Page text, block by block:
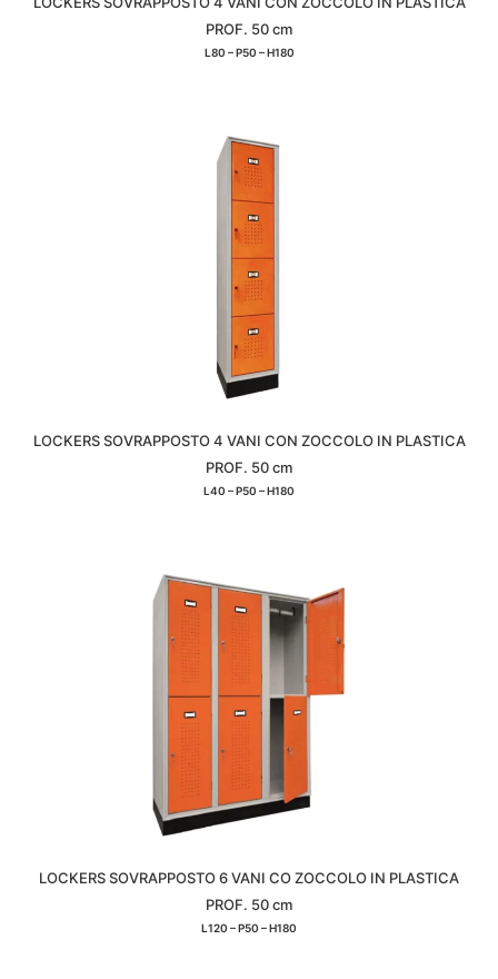
PROF. 50 cm
L80 – P50 – H180
LOCKERS SOVRAPPOSTO 4 VANI CON ZOCCOLO IN PLASTICA
PROF. 50 cm
L40 – P50 – H180
LOCKERS SOVRAPPOSTO 6 VANI CO ZOCCOLO IN PLASTICA
PROF. 50 cm
L120 – P50 – H180